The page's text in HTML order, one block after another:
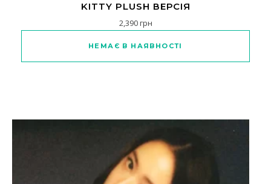
KITTY PLUSH ВЕРСІЯ
2,390грн
НЕМАЄ В НАЯВНОСТІ